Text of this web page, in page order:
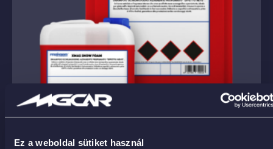
Ez a weboldal sütiket használ